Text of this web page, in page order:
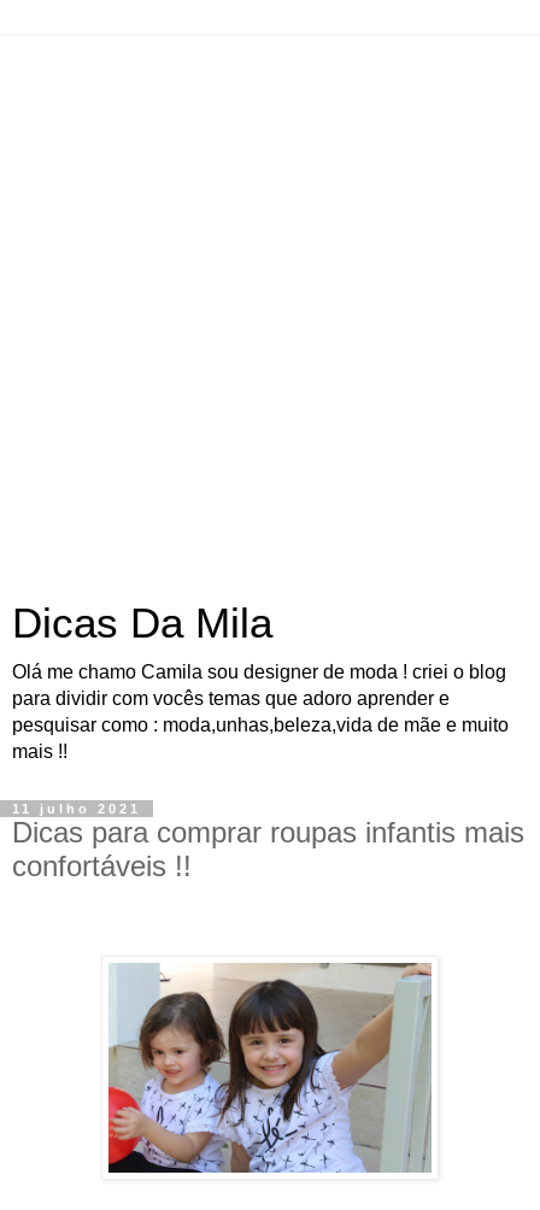
Dicas Da Mila
Olá me chamo Camila sou designer de moda ! criei o blog
para dividir com vocês temas que adoro aprender e
pesquisar como : moda,unhas,beleza,vida de mãe e muito
mais !!
11 julho 2021
Dicas para comprar roupas infantis mais
confortáveis !!